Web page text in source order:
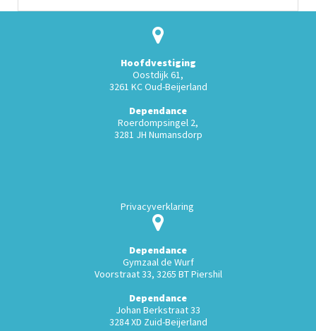
Hoofdvestiging
Oostdijk 61,
3261 KC Oud-Beijerland
Dependance
Roerdompsingel 2,
3281 JH Numansdorp
Privacyverklaring
Dependance
Gymzaal de Wurf
Voorstraat 33, 3265 BT Piershil
Dependance
Johan Berkstraat 33
3284 XD Zuid-Beijerland